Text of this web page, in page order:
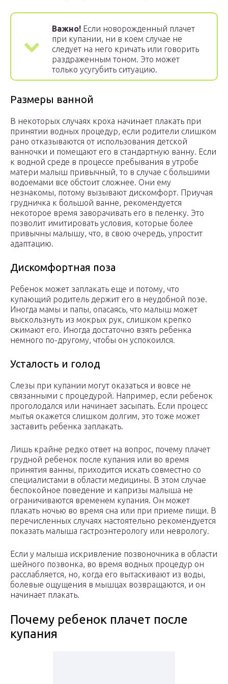
Важно! Если новорожденный плачет
при купании, ни в коем случае не
следует на него кричать или говорить
раздраженным тоном. Это может
только усугубить ситуацию.
Размеры ванной
В некоторых случаях кроха начинает плакать при
принятии водных процедур, если родители слишком
рано отказываются от использования детской
ванночки и помещают его в стандартную ванну. Если
к водной среде в процессе пребывания в утробе
матери малыш привычный, то в случае с большими
водоемами все обстоит сложнее. Они ему
незнакомы, потому вызывают дискомфорт. Приучая
грудничка к большой ванне, рекомендуется
некоторое время заворачивать его в пеленку. Это
позволит имитировать условия, которые более
привычны малышу, что, в свою очередь, упростит
адаптацию.
Дискомфортная поза
Ребенок может заплакать еще и потому, что
купающий родитель держит его в неудобной позе.
Иногда мамы и папы, опасаясь, что малыш может
выскользнуть из мокрых рук, слишком крепко
сжимают его. Иногда достаточно взять ребенка
немного по-другому, чтобы он успокоился.
Усталость и голод
Слезы при купании могут оказаться и вовсе не
связанными с процедурой. Например, если ребенок
проголодался или начинает засыпать. Если процесс
мытья окажется слишком долгим, это тоже может
заставить ребенка заплакать.
Лишь крайне редко ответ на вопрос, почему плачет
грудной ребенок после купания или во время
принятия ванны, приходится искать совместно со
специалистами в области медицины. В этом случае
беспокойное поведение и капризы малыша не
ограничиваются временем купания. Он может
плакать ночью во время сна или при приеме пищи. В
перечисленных случаях настоятельно рекомендуется
показать малыша гастроэнтерологу или неврологу.
Если у малыша искривление позвоночника в области
шейного позвонка, во время водных процедур он
расслабляется, но, когда его вытаскивают из воды,
болевые ощущения в мышцах возвращаются, и он
начинает плакать.
Почему ребенок плачет после
купания